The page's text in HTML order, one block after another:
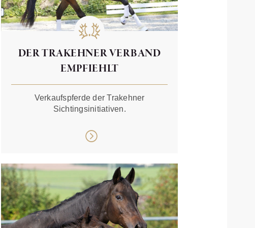
DER TRAKEHNER VERBAND
EMPFIEHLT
Verkaufspferde der Trakehner
Sichtingsinitiativen.